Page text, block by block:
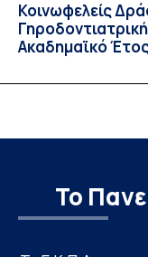
Κοινωφελείς
Ακαδημαϊκό
Το